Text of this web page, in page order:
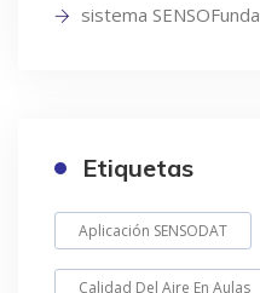
sistema SENSOFunda
Etiquetas
Aplicación SENSODAT
Calidad Del Aire En Aulas